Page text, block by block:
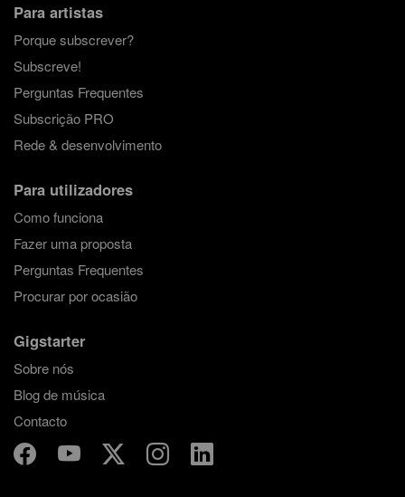
Para artistas
Porque subscrever?
Subscreve!
Perguntas Frequentes
Subscrição PRO
Rede & desenvolvimento
Para utilizadores
Como funciona
Fazer uma proposta
Perguntas Frequentes
Procurar por ocasião
Gigstarter
Sobre nós
Blog de música
Contacto